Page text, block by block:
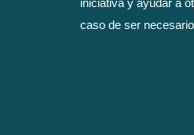
caso de ser